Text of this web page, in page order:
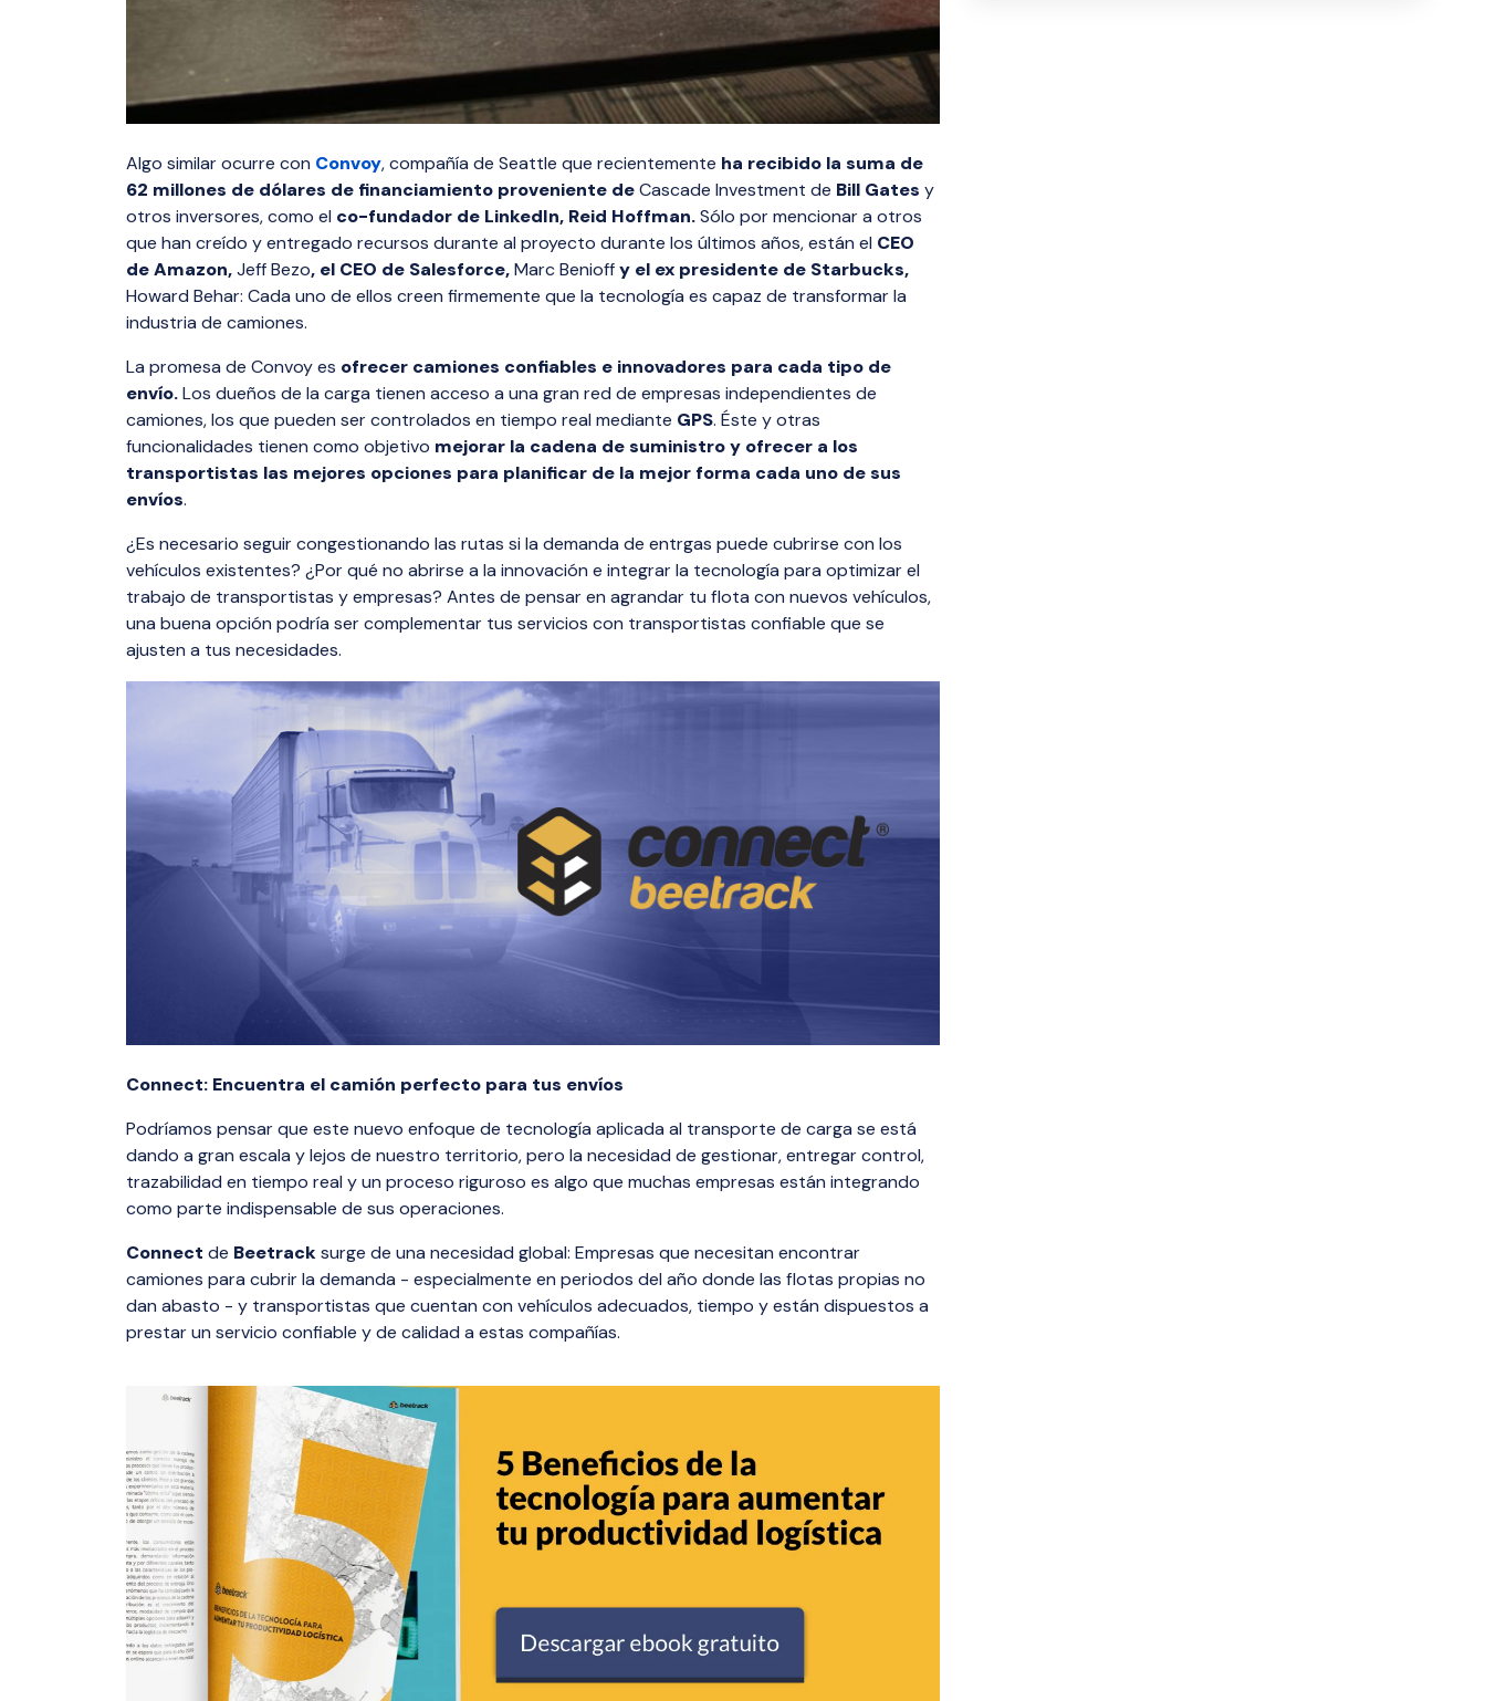
Algo similar ocurre con Convoy, compañía de Seattle que recientemente ha recibido la suma de
62 millones de dólares de financiamiento proveniente deCascade Investment de Bill Gates y
otros inversores, como el co-fundador de LinkedIn, Reid Hoffman.Sólo por mencionar a otros
que han creído y entregado recursos durante al proyecto durante los últimos años, están el CEO
de Amazon,Jeff Bezo, el CEO de Salesforce,Marc Benioffy el ex presidente de Starbucks,
Howard Behar: Cada uno de ellos creen firmemente que la tecnología es capaz de transformar la
industria de camiones.
La promesa de Convoy es ofrecer camiones confiables e innovadores para cada tipo de
envío.Los dueños de la carga tienen acceso a una gran red de empresas independientes de
camiones, los que pueden ser controlados en tiempo real mediante GPS. Éste y otras
funcionalidades tienen como objetivo mejorar la cadena de suministro y ofrecer a los
transportistas las mejores opciones para planificar de la mejor forma cada uno de sus
envíos.
¿Es necesario seguir congestionando las rutas si la demanda de entrgas puede cubrirse con los
vehículos existentes? ¿Por qué no abrirse a la innovación e integrar la tecnología para optimizar el
trabajo de transportistas y empresas? Antes de pensar en agrandar tu flota con nuevos vehículos,
una buena opción podría ser complementar tus servicios con transportistas confiable que se
ajusten a tus necesidades.
Connect: Encuentra el camión perfecto para tus envíos
Podríamos pensar que este nuevo enfoque de tecnología aplicada al transporte de carga se está
dando a gran escala y lejos de nuestro territorio, pero la necesidad de gestionar, entregar control,
trazabilidad en tiempo real y un proceso riguroso es algo que muchas empresas están integrando
como parte indispensable de sus operaciones.
Connect de Beetracksurge de una necesidad global: Empresas que necesitan encontrar
camiones para cubrir la demanda - especialmente en periodos del año donde las flotas propias no
dan abasto - y transportistas que cuentan con vehículos adecuados, tiempo y están dispuestos a
prestar un servicio confiable y de calidad a estas compañías.